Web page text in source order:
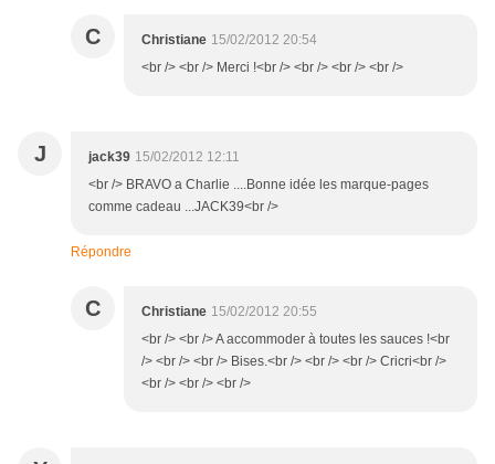
C Christiane 15/02/2012 20:54
<br /> <br /> Merci !<br /> <br /> <br /> <br />
J jack39 15/02/2012 12:11
<br /> BRAVO a Charlie ....Bonne idée les marque-pages
comme cadeau ...JACK39<br />
Répondre
C Christiane 15/02/2012 20:55
<br /> <br /> A accommoder à toutes les sauces !<br
/> <br /> <br /> Bises.<br /> <br /> <br /> Cricri<br />
<br /> <br /> <br />